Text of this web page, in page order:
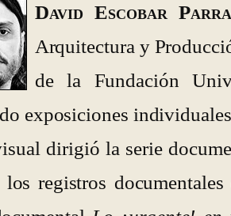
David Escobar Parra
Arquitectura y
de la Fundación
exposiciones
dirigió la serie
los registros